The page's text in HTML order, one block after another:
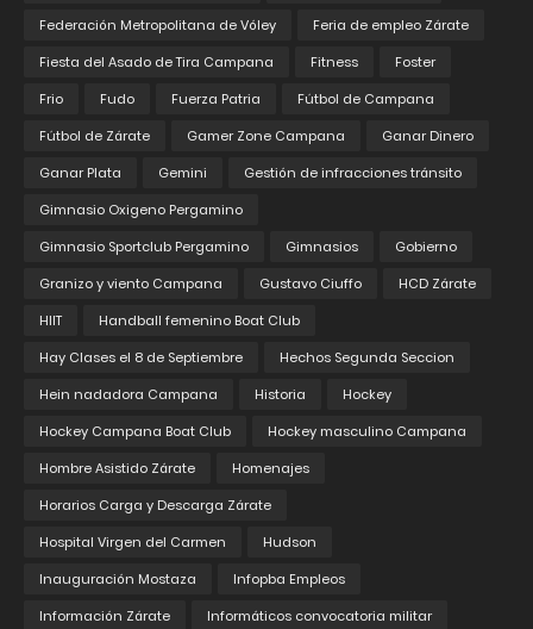
Federación Metropolitana de Vóley
Feria de empleo Zárate
Fiesta del Asado de Tira Campana
Fitness
Foster
Frio
Fudo Fuerza Patria
Fútbol de Campana
Fútbol de Zárate
Gamer Zone Campana
Ganar Dinero
Ganar Plata
Gemini
Gestión de infracciones tránsito
Gimnasio Oxigeno Pergamino
Gimnasio Sportclub Pergamino
Gimnasios
Gobierno
Granizo y viento Campana
Gustavo Ciuffo
HCD Zárate
HIIT
Handball femenino Boat Club
Hay Clases el 8 de Septiembre
Hechos Segunda Seccion
Hein nadadora Campana
Historia
Hockey
Hockey Campana Boat Club
Hockey masculino Campana
Hombre Asistido Zárate
Homenajes
Horarios Carga y Descarga Zárate
Hospital Virgen del Carmen
Hudson
Inauguración Mostaza
Infopba Empleos
Información Zárate
Informáticos convocatoria militar